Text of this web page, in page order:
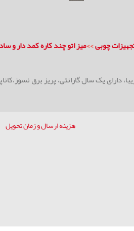
چوبی>>ميز اتو چند کاره کمد دار و
بسیار زیبا، دارای یک سال گارانتی، پریز برق
هزینه ارسال و زمان تحویل